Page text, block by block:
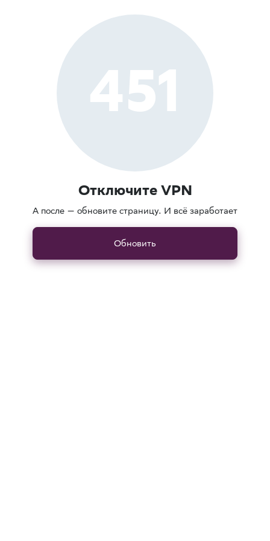
451
Отключите VPN
А после — обновите страницу. И всё заработает
Обновить